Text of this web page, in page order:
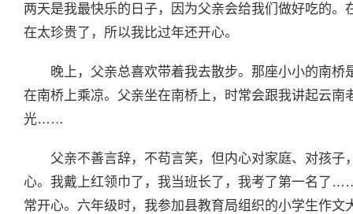
两天是我最快乐的日子，因为父亲会给我们做好吃的
在太珍贵了，所以我比过年还开心。
晚上，父亲总喜欢带着我去散步。那座小小的南
在南桥上乘凉。父亲坐在南桥上，时常会跟我讲起云
光……
父亲不善言辞，不苟言笑，但内心对家庭、对孩
心。我戴上红领巾了，我当班长了，我考了第一名了
常开心。六年级时，我参加县教育局组织的小学生作